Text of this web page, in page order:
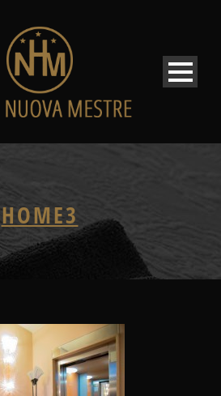
HOME3